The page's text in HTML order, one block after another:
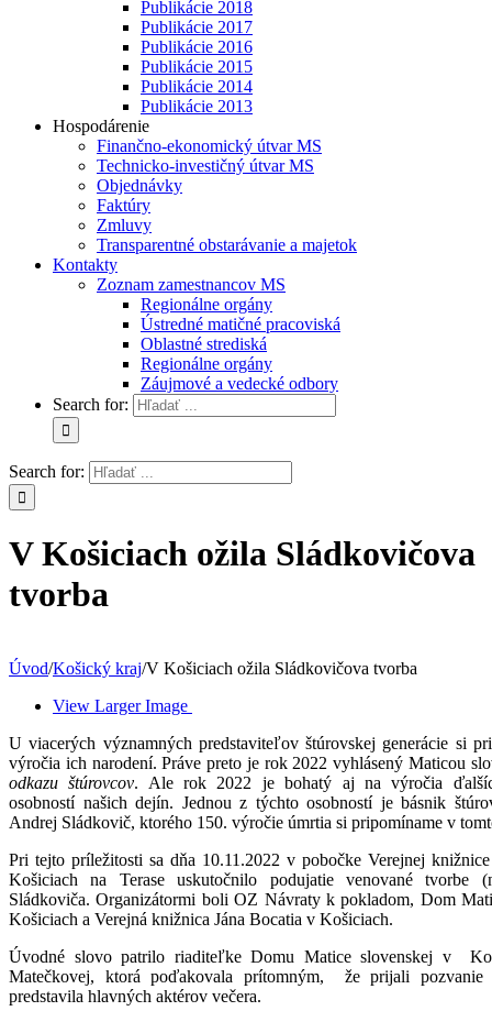
Publikácie 2018
Publikácie 2017
Publikácie 2016
Publikácie 2015
Publikácie 2014
Publikácie 2013
Hospodárenie
Finančno-ekonomický útvar MS
Technicko-investičný útvar MS
Objednávky
Faktúry
Zmluvy
Transparentné obstarávanie a majetok
Kontakty
Zoznam zamestnancov MS
Regionálne orgány
Ústredné matičné pracoviská
Oblastné strediská
Regionálne orgány
Záujmové a vedecké odbory
Search for:
Search for:
V Košiciach ožila Sládkovičova
tvorba
Úvod/Košický kraj/V Košiciach ožila Sládkovičova tvorba
View Larger Image
U viacerých významných predstaviteľov štúrovskej generácie si
výročia ich narodení. Práve preto je rok 2022 vyhlásený Maticou
odkazu štúrovcov. Ale rok 2022 je bohatý aj na výročia
osobností našich dejín. Jednou z týchto osobností je básnik
Andrej Sládkovič, ktorého 150. výročie úmrtia si pripomíname v
Pri tejto príležitosti sa dňa 10.11.2022 v pobočke Verejnej
Košiciach na Terase uskutočnilo podujatie venované tvorbe
Sládkoviča. Organizátormi boli OZ Návraty k pokladom, Dom
Košiciach a Verejná knižnica Jána Bocatia v Košiciach.
Úvodné slovo patrilo riaditeľke Domu Matice slovenskej v
Matečkovej, ktorá poďakovala prítomným, že prijali pozvanie
predstavila hlavných aktérov večera.